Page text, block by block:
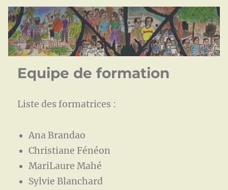
Equipe de formation
Liste des formatrices :
Ana Brandao
Christiane Fénéon
MariLaure Mahé
Sylvie Blanchard